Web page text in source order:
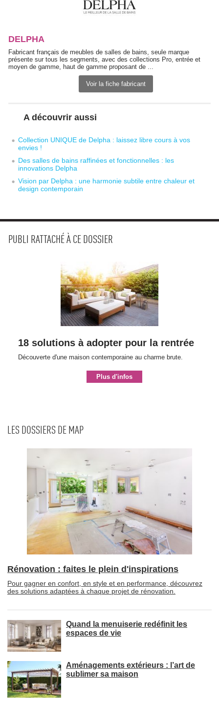
DELPHA
Fabricant français de meubles de salles de bains, seule marque
présente sur tous les segments, avec des collections Pro, entrée et
moyen de gamme, haut de gamme proposant de ...
Voir la fiche fabricant
A découvrir aussi
Collection UNIQUE de Delpha : laissez libre cours à vos
envies !
Des salles de bains raffinées et fonctionnelles : les
innovations Delpha
Vision par Delpha : une harmonie subtile entre chaleur et
design contemporain
PUBLI RATTACHÉ À CE DOSSIER
18 solutions à adopter pour la rentrée
Découverte d'une maison contemporaine au charme brute.
Plus d'infos
LES DOSSIERS DE MAP
Rénovation : faites le plein d'inspirations
Pour gagner en confort, en style et en performance, découvrez
des solutions adaptées à chaque projet de rénovation.
Quand la menuiserie redéfinit les
espaces de vie
Aménagements extérieurs : l’art de
sublimer sa maison